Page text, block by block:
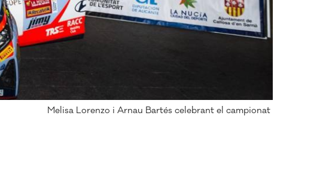
Melisa Lorenzo i Arnau Bartés celebrant el campionat